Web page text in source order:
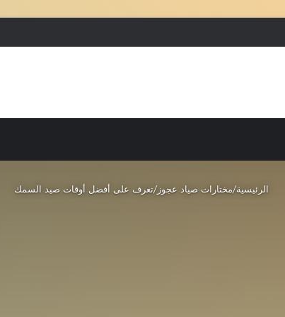
الرئيسية/مختارات صياد عجوز/تعرف على أفضل أوقات صيد السمك